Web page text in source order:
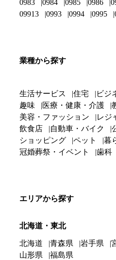
0983
0984 0985 0986
09913
0993 0994 0995
業種から探す
生活サービス 住宅 ビジ
趣味
医療・健康・介護
美容・ファッション
レジ
飲食店
自動車・バイク
ショッピング
ペット
暮
冠婚葬祭・イベント
歯科
エリアから探す
北海道・東北
北海道 青森県 岩手県
山形県
福島県